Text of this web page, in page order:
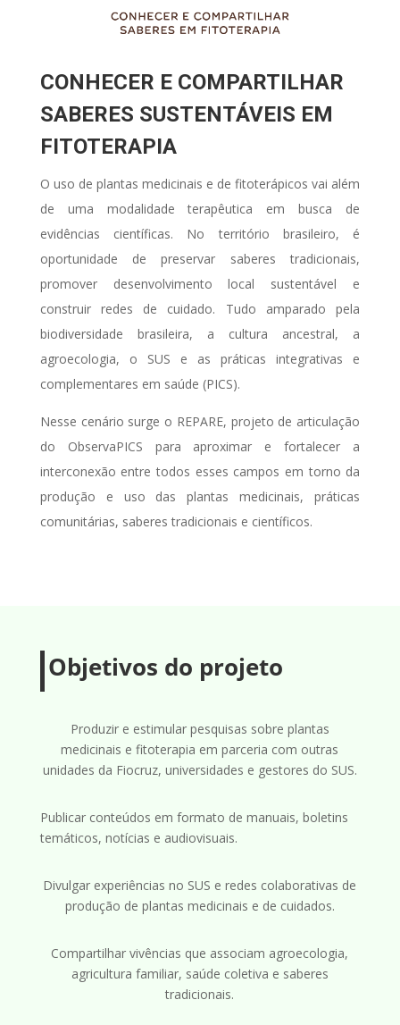
CONHECER E COMPARTILHAR
SABERES SUSTENTÁVEIS EM
FITOTERAPIA
O uso de plantas medicinais e de fitoterápicos vai além
de uma modalidade terapêutica em busca de
evidências científicas. No território brasileiro, é
oportunidade de preservar saberes tradicionais,
promover desenvolvimento local sustentável e
construir redes de cuidado. Tudo amparado pela
biodiversidade brasileira, a cultura ancestral, a
agroecologia, o SUS e as práticas integrativas e
complementares em saúde (PICS).
Nesse cenário surge o REPARE, projeto de articulação
do ObservaPICS para aproximar e fortalecer a
interconexão entre todos esses campos em torno da
produção e uso das plantas medicinais, práticas
comunitárias, saberes tradicionais e científicos.
Objetivos do projeto
Produzir e estimular pesquisas sobre plantas
medicinais e fitoterapia em parceria com outras
unidades da Fiocruz, universidades e gestores do SUS.
Publicar conteúdos em formato de manuais, boletins
temáticos, notícias e audiovisuais.
Divulgar experiênciasno SUS e redes colaborativas de
produção de plantas medicinais e de cuidados.
Compartilhar vivências que associam agroecologia,
agricultura familiar, saúde coletiva e saberes
tradicionais.